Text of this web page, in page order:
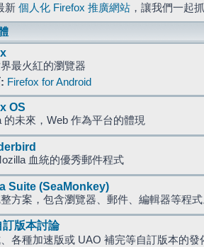
新 個人化 Firefox 推廣網站 ，讓我們一起
最火紅的瀏覽器
Firefox for Android
OS
的未來，Web 作為平台的體現
血統的優秀郵件程式
Suite (SeaMonkey)
整方案，包含瀏覽器、郵件、編輯器等程
訂版本討論
各種加速版或 UAO 補完等自訂版本的發